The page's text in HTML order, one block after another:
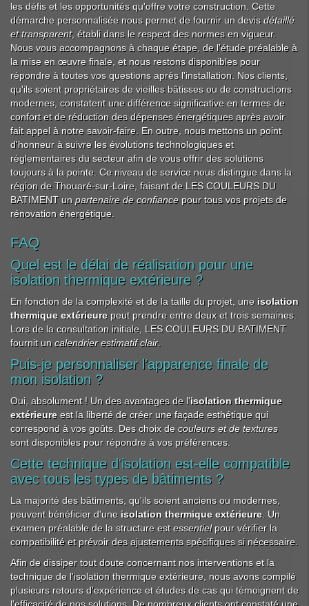
les défis et les opportunités qu'offre votre construction. Cette
démarche personnalisée nous permet de fournir un devisdétaillé
et transparent, établi dans le respect des normes en vigueur.
Nous vous accompagnons à chaque étape, de l'étude préalable à
la mise en œuvre finale, et nous restons disponibles pour
répondre à toutes vos questions après l'installation. Nos clients,
qu'ils soient propriétaires de vieilles bâtisses ou de constructions
modernes, constatent une différence significative en termes de
confort et de réduction des dépenses énergétiques après avoir
fait appel à notre savoir-faire. En outre, nous mettons un point
d'honneur à suivre les évolutions technologiques et
réglementaires du secteur afin de vous offrir des solutions
toujours à la pointe. Ce niveau de service nous distingue dans la
région de Thouaré-sur-Loire, faisant de LES COULEURS DU
BATIMENT un partenaire de confiance pour tous vos projets de
rénovation énergétique.
FAQ
Quel est le délai de réalisation pour une
isolation thermique extérieure ?
En fonction de la complexité et de la taille du projet, une isolation
thermique extérieure peut prendre entre deux et trois semaines.
Lors de la consultation initiale, LES COULEURS DU BATIMENT
fournit un calendrier estimatif clair.
Puis-je personnaliser l'apparence finale de
mon isolation ?
Oui, absolument ! Un des avantages de l'isolation thermique
extérieureest la liberté de créer une façade esthétique qui
correspond à vos goûts. Des choix de couleurs et de textures
sont disponibles pour répondre à vos préférences.
Cette technique d'isolation est-elle compatible
avec tous les types de bâtiments ?
La majorité des bâtiments, qu'ils soient anciens ou modernes,
peuvent bénéficier d'une isolation thermique extérieure. Un
examen préalable de la structure estessentielpour vérifier la
compatibilité et prévoir des ajustements spécifiques si nécessaire.
Afin de dissiper tout doute concernant nos interventions et la
technique de l'isolation thermique extérieure, nous avons compilé
plusieurs retours d'expérience et études de cas qui témoignent de